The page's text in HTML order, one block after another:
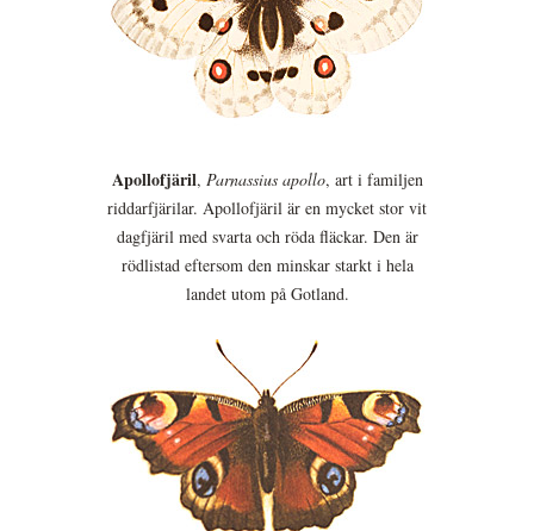
Apollofjäril, Parnassius apollo, art i familjen
riddarfjärilar. Apollofjäril är en mycket stor vit
dagfjäril med svarta och röda fläckar. Den är
rödlistad eftersom den minskar starkt i hela
landet utom på Gotland.